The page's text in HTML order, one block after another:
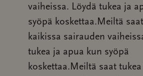
vaiheissa. Löydä tukea ja
syöpä koskettaa.Meiltä
kaikissa sairauden
tukea ja apua kun syöpä
koskettaa.Meiltä saat